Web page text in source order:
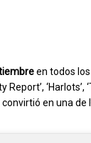
en todos
Report’, ‘Harlots’,
en una de